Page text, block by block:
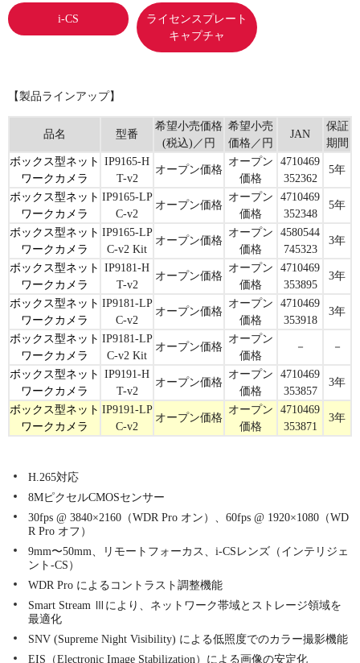
i-CS
ライセンスプレート
キャプチャ
【製品ラインアップ】
品名 型番
希望小売価格
(税込)／円
希望小売
価格／円
JAN
保証
期間
ボックス型ネット
ワークカメラ
IP9165-H
T-v2
オープン価格
オープン
価格
4710469
352362
5年
ボックス型ネット
ワークカメラ
IP9165-LP
C-v2
オープン価格
オープン
価格
4710469
352348
5年
ボックス型ネット
ワークカメラ
IP9165-LP
C-v2 Kit
オープン価格
オープン
価格
4580544
745323
3年
ボックス型ネット
ワークカメラ
IP9181-H
T-v2
オープン価格
オープン
価格
4710469
353895
3年
ボックス型ネット
ワークカメラ
IP9181-LP
C-v2
オープン価格
オープン
価格
4710469
353918
3年
ボックス型ネット
ワークカメラ
IP9181-LP
C-v2 Kit
オープン価格
オープン
価格
－ －
ボックス型ネット
ワークカメラ
IP9191-H
T-v2
オープン価格
オープン
価格
4710469
353857
3年
ボックス型ネット
ワークカメラ
IP9191-LP
C-v2
オープン価格
オープン
価格
4710469
353871
3年
H.265対応
8MピクセルCMOSセンサー
30fps @ 3840×2160（WDR Pro オン）、60fps @ 1920×1080（WD
R Pro オフ）
9mm〜50mm、リモートフォーカス、i-CSレンズ（インテリジェ
ント-CS）
WDR Pro によるコントラスト調整機能
Smart Stream Ⅲにより、ネットワーク帯域とストレージ領域を
最適化
SNV (Supreme Night Visibility) による低照度でのカラー撮影機能
EIS（Electronic Image Stabilization）による画像の安定化